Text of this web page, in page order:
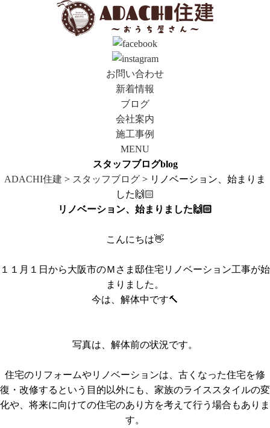
お問い合わせ
新着情報
ブログ
会社案内
施工事例
MENU
スタッフブログblog
ADACHI住建 > スタッフブログ > リノベーション、始まりま
した🙌🏻
リノベーション、始まりました🙌🏻
こんにちは👋
１１月１日から大阪市のＭさま邸住宅リノベーション工事が始
まりました。
今は、解体中です🔨
写真は、解体前の状況です。
住宅のリフォームやリノベーションは、古くなった住宅を修
復・改修するという目的以外にも、家族のライススタイルの変
化や、将来に向けての住宅のあり方を考えて行う場合もありま
す。